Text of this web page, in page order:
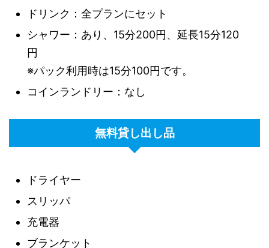
ドリンク：全プランにセット
シャワー：あり、15分200円、延長15分120
円
※パック利用時は15分100円です。
コインランドリー：なし
無料貸し出し品
ドライヤー
スリッパ
充電器
ブランケット